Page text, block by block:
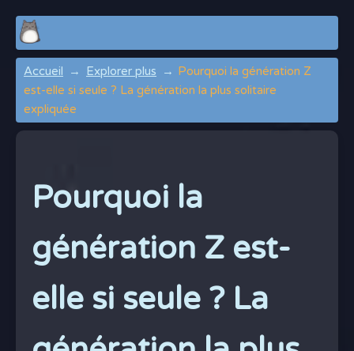
Accueil Explorer plus
Pourquoi la génération Z
est-elle si seule ? La génération la plus solitaire
expliquée
Pourquoi la
génération Z est-
elle si seule ? La